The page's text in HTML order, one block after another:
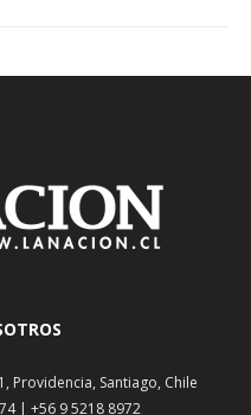
Providencia, Santiago, Chile
| +56 9 5218 8972